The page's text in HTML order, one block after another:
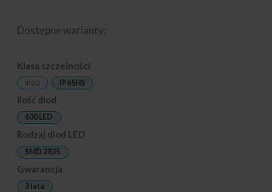
Dostępne warianty:
Klasa szczelności
IP20 IP65HS
Ilość diod
600 LED
Rodzaj diod LED
SMD 2835
Gwarancja
3 lata